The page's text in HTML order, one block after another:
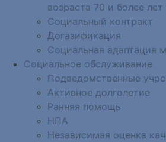
возраста 70 и более лет
Социальный контракт
Догазификация
Социальная адаптация
Социальное обслуживание
Подведомственные
Активное долголетие
Ранняя помощь
НПА
Независимая оценка